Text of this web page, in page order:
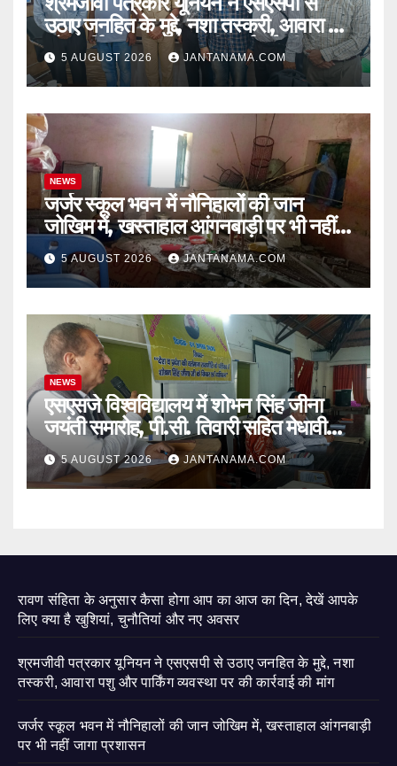
उठाए जनहित के मुद्दे, नशा तस्करी, आवारा पशु
और पार्किंग व्यवस्था पर की कार्रवाई की मांग
5 AUGUST 2026 JANTANAMA.COM
NEWS
जर्जर स्कूल भवन में नौनिहालों की जान
जोखिम में, खस्ताहाल आंगनबाड़ी पर भी नहीं
जागा प्रशासन
5 AUGUST 2026 JANTANAMA.COM
NEWS
एसएसजे विश्वविद्यालय में शोभन सिंह जीना
जयंती समारोह, पी.सी. तिवारी सहित मेधावी
छात्र हुए सम्मानित
5 AUGUST 2026 JANTANAMA.COM
रावण संहिता के अनुसार कैसा होगा आप का आज का दिन, देखें आपके
लिए क्या है खुशियां, चुनौतियां और नए अवसर
श्रमजीवी पत्रकार यूनियन ने एसएसपी से उठाए जनहित के मुद्दे, नशा
तस्करी, आवारा पशु और पार्किंग व्यवस्था पर की कार्रवाई की मांग
जर्जर स्कूल भवन में नौनिहालों की जान जोखिम में, खस्ताहाल आंगनबाड़ी
पर भी नहीं जागा प्रशासन